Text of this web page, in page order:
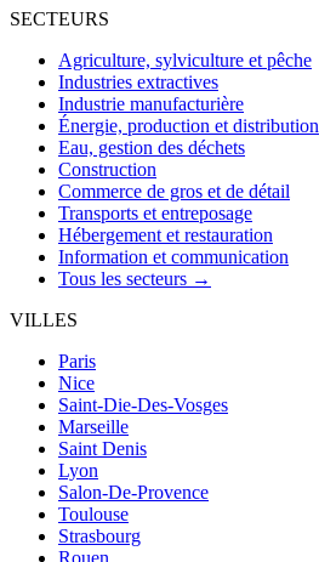
SECTEURS
Agriculture, sylviculture et pêche
Industries extractives
Industrie manufacturière
Énergie, production et distribution
Eau, gestion des déchets
Construction
Commerce de gros et de détail
Transports et entreposage
Hébergement et restauration
Information et communication
Tous les secteurs →
VILLES
Paris
Nice
Saint-Die-Des-Vosges
Marseille
Saint Denis
Lyon
Salon-De-Provence
Toulouse
Strasbourg
Rouen